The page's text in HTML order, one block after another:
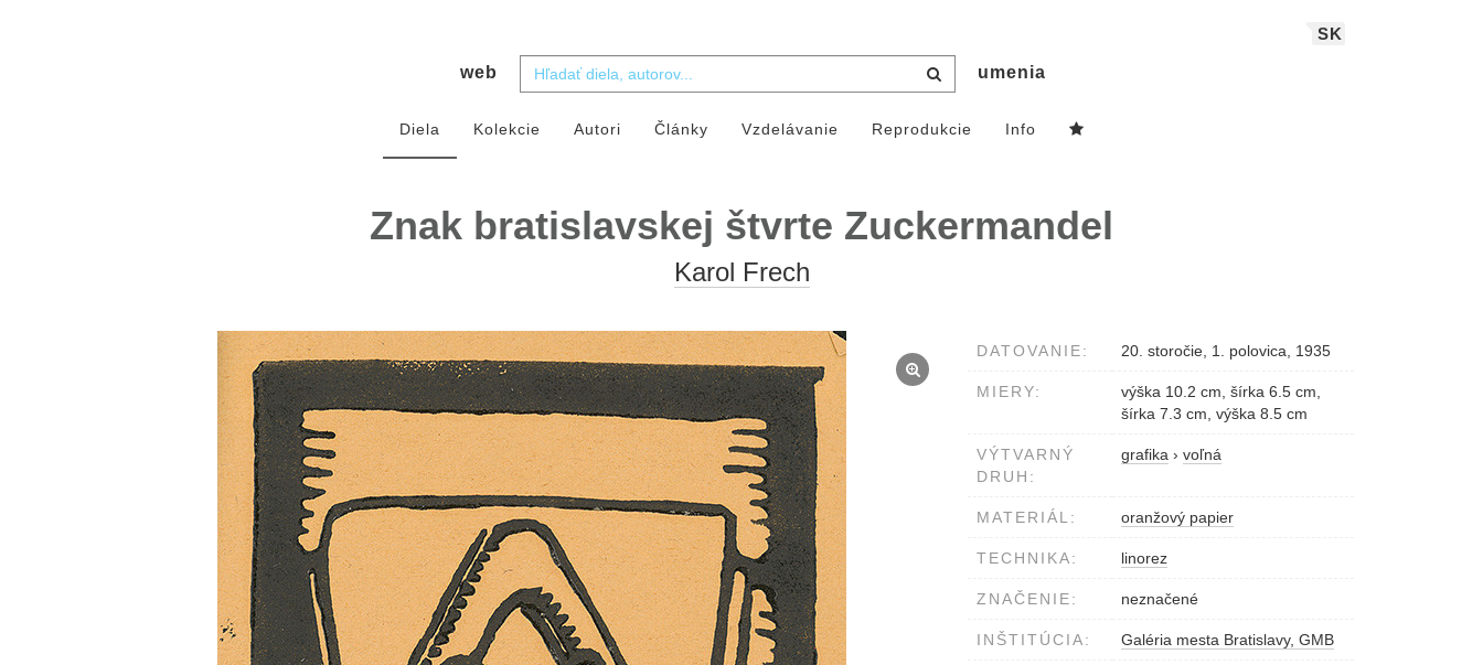
SK
web umenia
Diela Kolekcie Autori Články Vzdelávanie Reprodukcie Info
Znak bratislavskej štvrte Zuckermandel
Karol Frech
DATOVANIE: 20. storočie, 1. polovica, 1935
MIERY:
výška 10.2 cm, šírka 6.5 cm,
šírka 7.3 cm, výška 8.5 cm
VÝTVARNÝ
DRUH:
grafika › voľná
MATERIÁL: oranžový papier
TECHNIKA: linorez
ZNAČENIE: neznačené
INŠTITÚCIA: Galéria mesta Bratislavy, GMB